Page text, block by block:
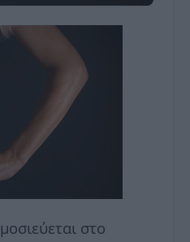
στο